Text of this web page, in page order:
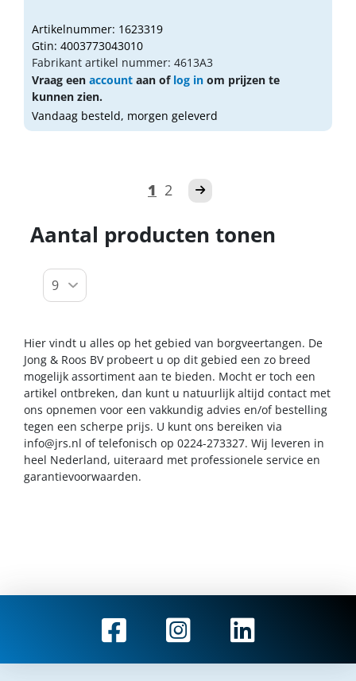
Artikelnummer: 1623319
Gtin: 4003773043010
Fabrikant artikel nummer: 4613A3
Vraag een account aan of log in om prijzen te
kunnen zien.
Vandaag besteld, morgen geleverd
1 2
Aantal producten tonen
Hier vindt u alles op het gebied van borgveertangen. De
Jong & Roos BV probeert u op dit gebied een zo breed
mogelijk assortiment aan te bieden. Mocht er toch een
artikel ontbreken, dan kunt u natuurlijk altijd contact met
ons opnemen voor een vakkundig advies en/of bestelling
tegen een scherpe prijs. U kunt ons bereiken via
info@jrs.nl of telefonisch op 0224-273327. Wij leveren in
heel Nederland, uiteraard met professionele service en
garantievoorwaarden.